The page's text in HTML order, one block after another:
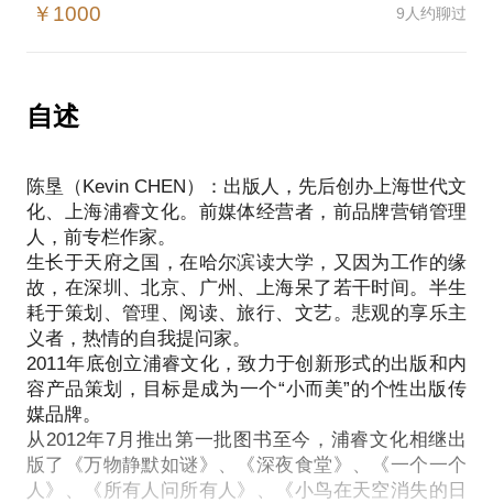
策划是思考和发现，以及之后的行动。
你所经历的一切，我或许能帮你重新思考和重新表
达。
省你的一点路程，当然你也可能就此踏上更艰难的行
程。
你可以问我如何策划一个故事，我也希望你能分享故
事。这样更像彼此问道，而非求教。
￥1000 9人约聊过
自述
陈垦（Kevin CHEN）：出版人，先后创办上海世代文
化、上海浦睿文化。前媒体经营者，前品牌营销管理
人，前专栏作家。
生长于天府之国，在哈尔滨读大学，又因为工作的缘
故，在深圳、北京、广州、上海呆了若干时间。半生
耗于策划、管理、阅读、旅行、文艺。悲观的享乐主
义者，热情的自我提问家。
2011年底创立浦睿文化，致力于创新形式的出版和内
容产品策划，目标是成为一个“小而美”的个性出版传
媒品牌。
从2012年7月推出第一批图书至今，浦睿文化相继出
版了《万物静默如谜》、《深夜食堂》、《一个一个
人》、《所有人问所有人》、《小鸟在天空消失的日